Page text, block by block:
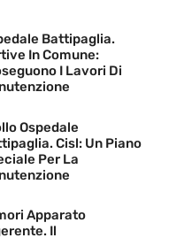
Battipaglia.
In Comune:
I Lavori Di
Ospedale
Cisl: Un Piano
Per La
Apparato
Il